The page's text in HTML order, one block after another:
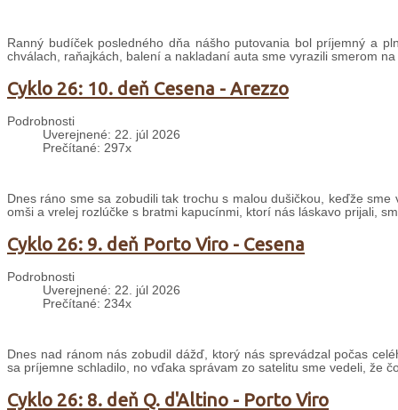
Ranný budíček posledného dňa nášho putovania bol príjemný a
chválach, raňajkách, balení a nakladaní auta sme vyrazili smerom
Cyklo 26: 10. deň Cesena - Arezzo
Podrobnosti
Uverejnené: 22. júl 2026
Prečítané: 297x
Dnes ráno sme sa zobudili tak trochu s malou dušičkou, keďže
omši a vrelej rozlúčke s bratmi kapucínmi, ktorí nás láskavo prijali,
Cyklo 26: 9. deň Porto Viro - Cesena
Podrobnosti
Uverejnené: 22. júl 2026
Prečítané: 234x
Dnes nad ránom nás zobudil dážď, ktorý nás sprevádzal počas
sa príjemne schladilo, no vďaka správam zo satelitu sme vedeli, že
Cyklo 26: 8. deň Q. d'Altino - Porto Viro